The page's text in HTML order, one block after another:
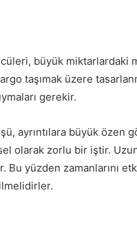
büyük miktarlardaki
taşımak üzere
gerekir.
ayrıntılara büyük
olarak zorlu bir iştir.
Bu yüzden zamanlarını